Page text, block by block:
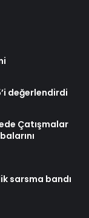
değerlendirdi
Çatışmalar
sarsma bandı